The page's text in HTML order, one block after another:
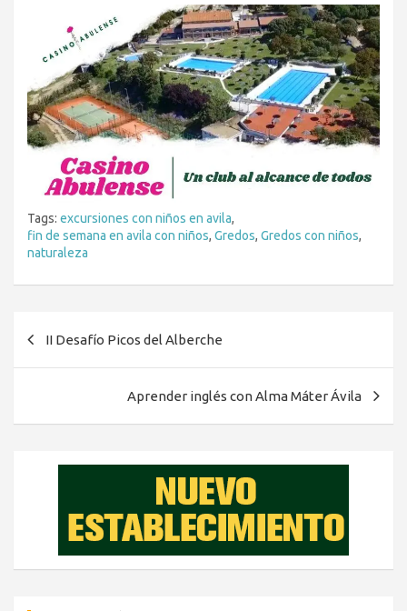
Tags: excursiones con niños en avila,
fin de semana en avila con niños, Gredos, Gredos con niños,
naturaleza
II Desafío Picos del Alberche
Aprender inglés con Alma Máter Ávila